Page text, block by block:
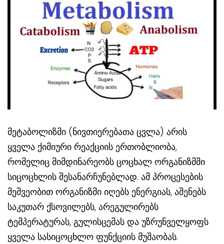
მეტაბოლიზმი (ნივთიერებათა ცვლა) არის
ყველა ქიმიური რეაქციის ერთობლიობა,
რომელიც მიმდინარეობს ცოცხალ ორგანიზმში
სიცოცხლის შესანარჩუნებლად. ამ პროცესების
მეშვეობით ორგანიზმი იღებს ენერგიას, აშენებს
საკუთარ ქსოვილებს, არეგულირებს
ტემპერატურას, გულისცემას და უზრუნველყოფს
ყველა სასიცოცხლო ფუნქციის მუშაობას.